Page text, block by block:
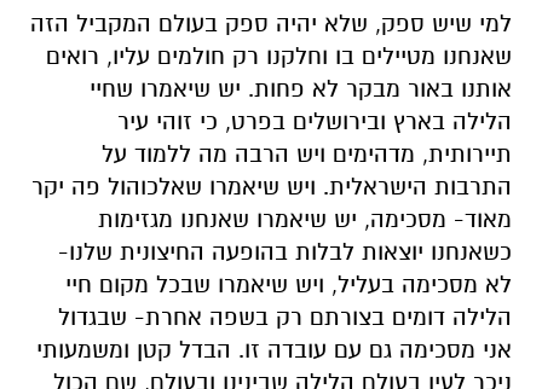
למי שיש ספק, שלא יהיה ספק בעולם המקביל הזה
שאנחנו מטיילים בו וחלקנו רק חולמים עליו, רואים
אותנו באור מבקר לא פחות. יש שיאמרו שחיי
הלילה בארץ ובירושלים בפרט, כי זוהי עיר
תיירותית, מדהימים ויש הרבה מה ללמוד על
התרבות הישראלית. ויש שיאמרו שאלכוהול פה יקר
מאוד- מסכימה, יש שיאמרו שאנחנו מגזימות
כשאנחנו יוצאות לבלות בהופעה החיצונית שלנו-
לא מסכימה בעליל, ויש שיאמרו שבכל מקום חיי
הלילה דומים בצורתם רק בשפה אחרת- שבגדול
אני מסכימה גם עם עובדה זו. הבדל קטן ומשמעותי
ניכר לעין בעולם הלילה שבינינו ובעולם, שם הכול